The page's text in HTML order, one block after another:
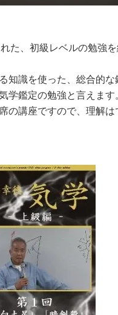
た、初級レベルの勉強
識を使った、総合的な
鑑定の勉強と言えます。
の講座ですので、理解